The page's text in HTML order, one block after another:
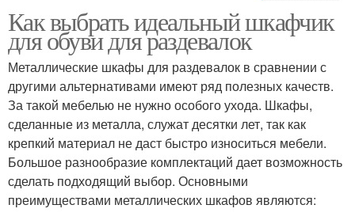
Шкафы для обуви
Как выбрать идеальный шкафчик
для обуви для раздевалок
Металлические шкафы для раздевалок в сравнении с
другими альтернативами имеют ряд полезных качеств.
За такой мебелью не нужно особого ухода. Шкафы,
сделанные из металла, служат десятки лет, так как
крепкий материал не даст быстро износиться мебели.
Большое разнообразие комплектаций дает возможность
сделать подходящий выбор. Основными
преимуществами металлических шкафов являются: